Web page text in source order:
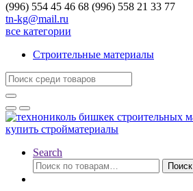
(996) 554 45 46 68 (996) 558 21 33 77
tn-kg@mail.ru
все категории
Строительные материалы
Search
for:
Search
Искать:
Поиск